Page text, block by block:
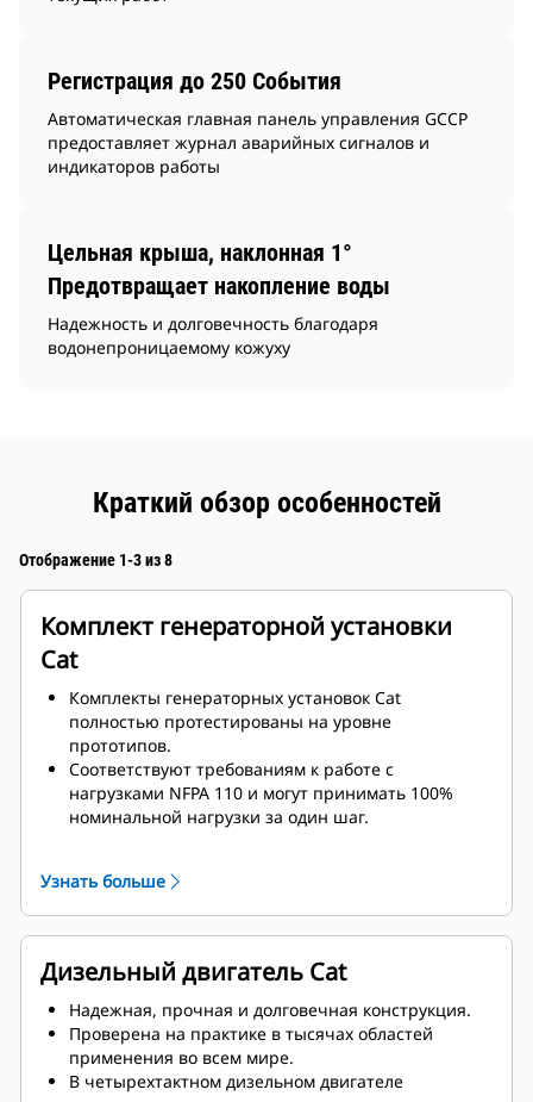
Регистрация до 250 События
Автоматическая главная панель управления GCCP
предоставляет журнал аварийных сигналов и
индикаторов работы
Цельная крыша, наклонная 1°
Предотвращает накопление воды
Надежность и долговечность благодаря
водонепроницаемому кожуху
Краткий обзор особенностей
Отображение 1-3 из 8
Комплект генераторной установки
Cat
Комплекты генераторных установок Cat
полностью протестированы на уровне
прототипов.
Соответствуют требованиям к работе с
нагрузками NFPA 110 и могут принимать 100%
номинальной нагрузки за один шаг.
характеристикам.
Узнать больше
Дизельный двигатель Cat
Надежная, прочная и долговечная конструкция.
Проверена на практике в тысячах областей
применения во всем мире.
В четырехтактном дизельном двигателе